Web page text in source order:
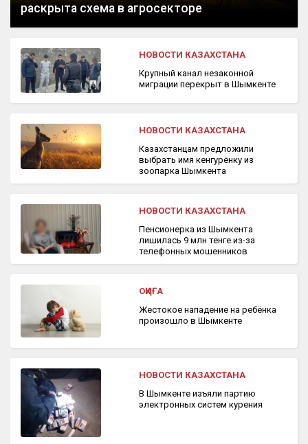
раскрыта схема в агросекторе
НОВОСТИ КАЗАХСТАНА
Крупный канал незаконной
миграции перекрыт в Шымкенте
НОВОСТИ КАЗАХСТАНА
Казахстанцам предложили
выбрать имя кенгурёнку из
зоопарка Шымкента
НОВОСТИ КАЗАХСТАНА
Пенсионерка из Шымкента
лишилась 9 млн тенге из-за
телефонных мошенников
ОҚИҒА
Жестокое нападение на ребёнка
произошло в Шымкенте
НОВОСТИ КАЗАХСТАНА
В Шымкенте изъяли партию
электронных систем курения